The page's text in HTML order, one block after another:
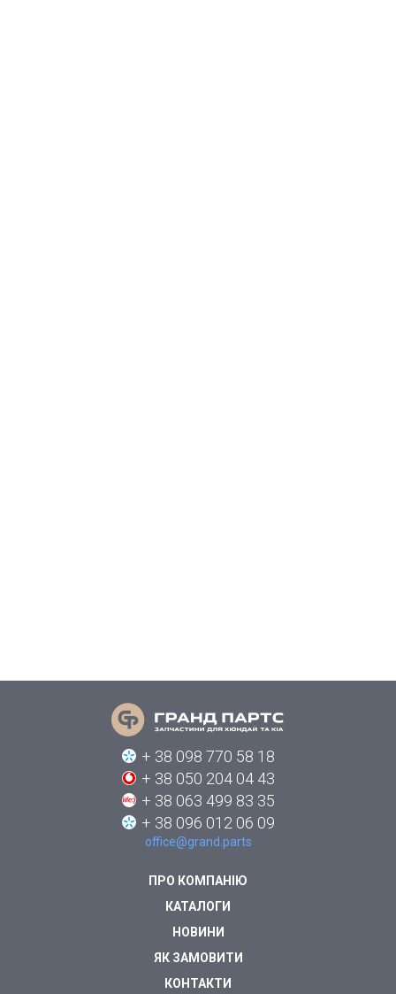
ПРО КОМПАНІЮ
КАТАЛОГИ
НОВИНИ
ЯК ЗАМОВИТИ
КОНТАКТИ
+ 38 098 770 58 18
+ 38 050 204 04 43
+ 38 063 499 83 35
+ 38 096 012 06 09
office@grand.parts